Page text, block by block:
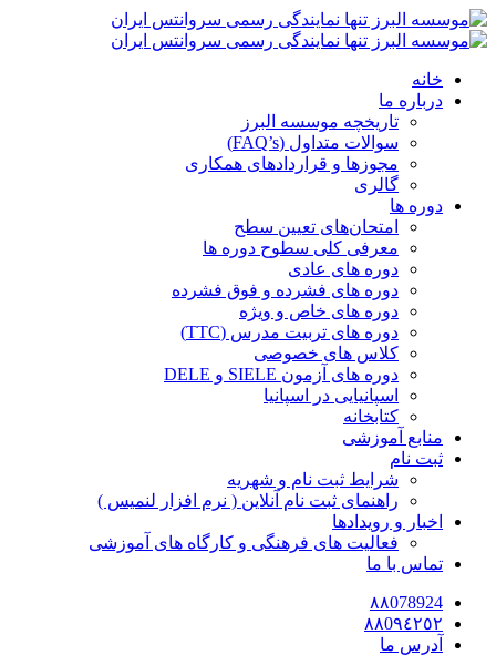
خانه
درباره ما
تاریخچه موسسه البرز
سوالات متداول (FAQ’s)
مجوزها و قراردادهای همکاری
گالری
دوره ها
امتحان‌های تعیین سطح
معرفی کلی سطوح دوره ها
دوره های عادی
دوره های فشرده و فوق فشرده
دوره های خاص و ویژه
دوره های تربیت مدرس (TTC)
کلاس های خصوصی
دوره های آزمون SIELE و DELE
اسپانیایی در اسپانیا
کتابخانه
منابع آموزشی
ثبت نام
شرایط ثبت نام و شهریه
راهنمای ثبت نام آنلاین ( نرم افزار لنمیس )
اخبار و رویدادها
فعالیت های فرهنگی و کارگاه های آموزشی
تماس با ما
٨٨078924
٨٨0٩٤٢٥٢
آدرس ما